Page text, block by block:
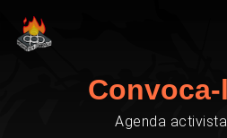
Convoca-
Agenda